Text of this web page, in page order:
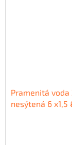
Pramenitá
nesýtená 6 x1,5